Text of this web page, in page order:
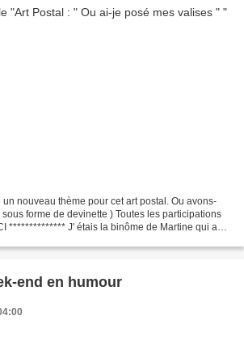
nouveau thème pour cet art postal. Ou avons-
forme de devinette ) Toutes les participations
************** J' étais la binôme de Martine qui a
end en humour